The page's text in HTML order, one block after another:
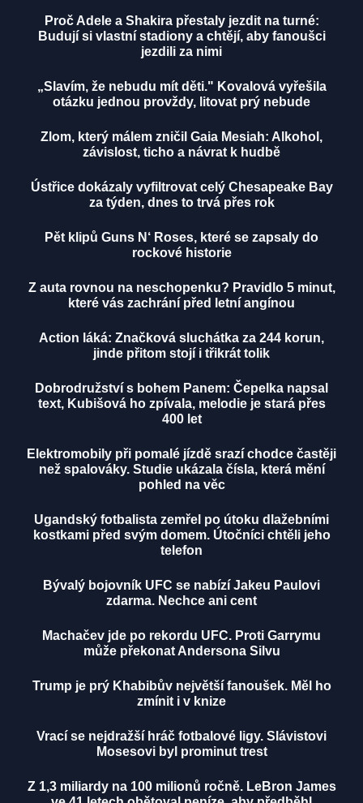
Proč Adele a Shakira přestaly jezdit na turné:
Budují si vlastní stadiony a chtějí, aby fanoušci
jezdili za nimi
„Slavím, že nebudu mít děti." Kovalová vyřešila
otázku jednou provždy, litovat prý nebude
Zlom, který málem zničil Gaia Mesiah: Alkohol,
závislost, ticho a návrat k hudbě
Ústřice dokázaly vyfiltrovat celý Chesapeake Bay
za týden, dnes to trvá přes rok
Pět klipů Guns N‘ Roses, které se zapsaly do
rockové historie
Z auta rovnou na neschopenku? Pravidlo 5 minut,
které vás zachrání před letní angínou
Action láká: Značková sluchátka za 244 korun,
jinde přitom stojí i třikrát tolik
Dobrodružství s bohem Panem: Čepelka napsal
text, Kubišová ho zpívala, melodie je stará přes
400 let
Elektromobily při pomalé jízdě srazí chodce častěji
než spalováky. Studie ukázala čísla, která mění
pohled na věc
Ugandský fotbalista zemřel po útoku dlažebními
kostkami před svým domem. Útočníci chtěli jeho
telefon
Bývalý bojovník UFC se nabízí Jakeu Paulovi
zdarma. Nechce ani cent
Machačev jde po rekordu UFC. Proti Garrymu
může překonat Andersona Silvu
Trump je prý Khabibův největší fanoušek. Měl ho
zmínit i v knize
Vrací se nejdražší hráč fotbalové ligy. Slávistovi
Mosesovi byl prominut trest
Z 1,3 miliardy na 100 milionů ročně. LeBron James